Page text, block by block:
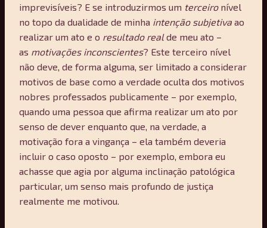
imprevisíveis? E se introduzirmos um terceironível
no topo da dualidade de minha intenção subjetiva ao
realizar um ato e o resultado realde meu ato –
as motivações inconscientes? Este terceiro nível
não deve, de forma alguma, ser limitado a considerar
motivos de base como a verdade oculta dos motivos
nobres professados publicamente – por exemplo,
quando uma pessoa que afirma realizar um ato por
senso de dever enquanto que, na verdade, a
motivação fora a vingança – ela também deveria
incluir o caso oposto – por exemplo, embora eu
achasse que agia por alguma inclinação patológica
particular, um senso mais profundo de justiça
realmente me motivou.